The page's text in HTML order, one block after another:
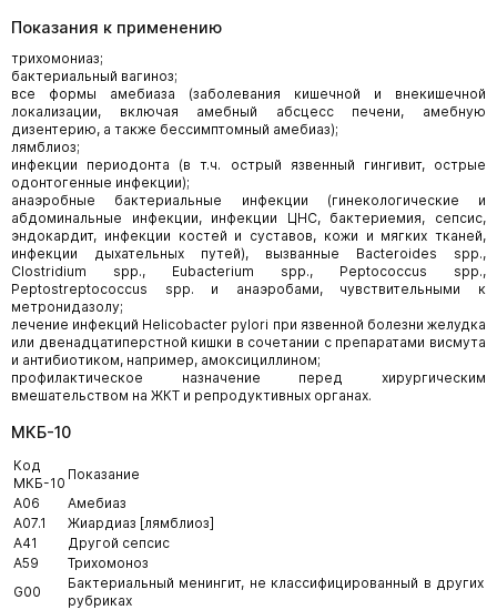
Показания к применению
трихомониаз;
бактериальный вагиноз;
все формы амебиаза (заболевания кишечной и внекишечной
локализации, включая амебный абсцесс печени, амебную
дизентерию, а также бессимптомный амебиаз);
лямблиоз;
инфекции периодонта (в т.ч. острый язвенный гингивит, острые
одонтогенные инфекции);
анаэробные бактериальные инфекции (гинекологические и
абдоминальные инфекции, инфекции ЦНС, бактериемия, сепсис,
эндокардит, инфекции костей и суставов, кожи и мягких тканей,
инфекции дыхательных путей), вызванные Bacteroides spp.,
Clostridium spp., Eubacterium spp., Peptococcus spp.,
Peptostreptococcus spp. и анаэробами, чувствительными к
метронидазолу;
лечение инфекций Helicobacter pylori при язвенной болезни желудка
или двенадцатиперстной кишки в сочетании с препаратами висмута
и антибиотиком, например, амоксициллином;
профилактическое назначение перед хирургическим
вмешательством на ЖКТ и репродуктивных органах.
МКБ-10
Код
МКБ-10
Показание
A06
Амебиаз
A07.1
Жиардиаз [лямблиоз]
A41
Другой сепсис
A59
Трихомоноз
G00
Бактериальный менингит, не классифицированный в других
рубриках